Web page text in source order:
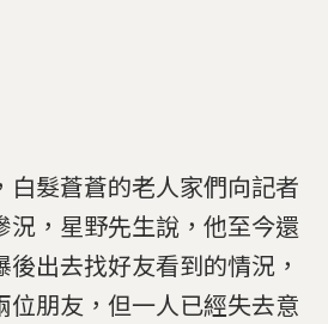
白髮蒼蒼的老人家們向記者
況，星野先生說，他至今還
出去找好友看到的情況，
位朋友，但一人已經失去意